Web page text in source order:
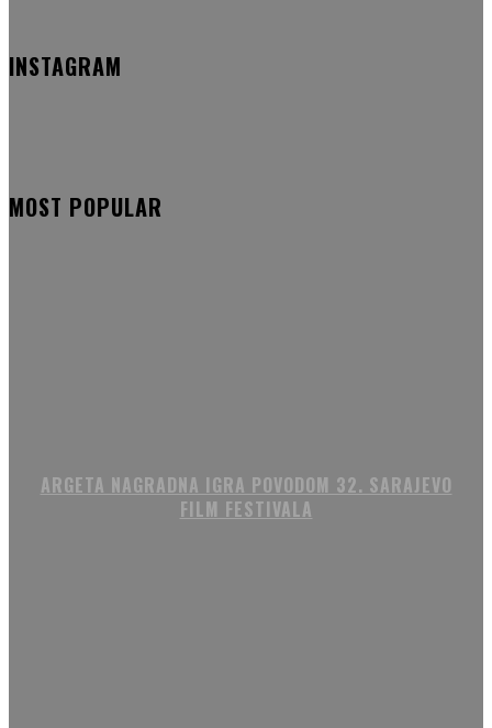
INSTAGRAM
MOST POPULAR
ARGETA NAGRADNA IGRA POVODOM 32. SARAJEVO
FILM FESTIVALA